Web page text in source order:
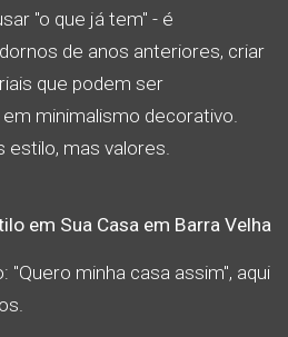
"o que já tem" - é
de anos anteriores, criar
que podem ser
minimalismo decorativo.
estilo, mas valores.
em Sua Casa em Barra Velha
"Quero minha casa assim", aqui